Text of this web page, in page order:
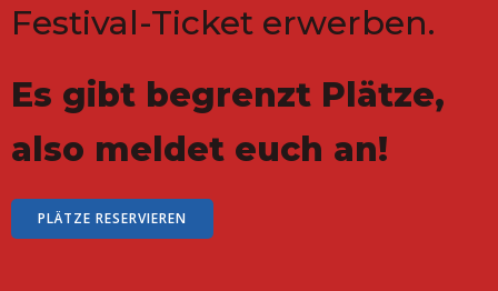
Festival-Ticket erwerben.
Es gibt begrenzt Plätze,
also meldet euch an!
PLÄTZE RESERVIEREN